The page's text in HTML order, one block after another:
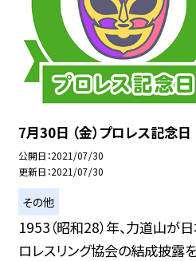
7月30日 （金）プロレス記念日
公開日 2021/07/30
更新日 2021/07/30
その他
1953（昭和28）年、力道山が
ロレスリング協会の結成披露